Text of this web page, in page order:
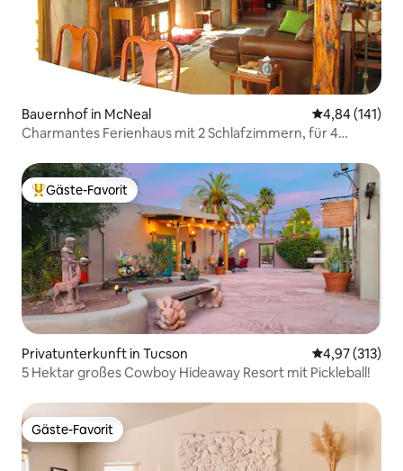
Bauernhof in McNeal
4,84 (141)
Charmantes Ferienhaus mit 2 Schlafzimmern, für 4
Beliebter Gäste-Favorit.
Gäste-Favorit
Privatunterkunft in Tucson
4,97 (313)
5 Hektar großes Cowboy Hideaway Resort mit Pickleball!
Gäste-Favorit
Gäste-Favorit